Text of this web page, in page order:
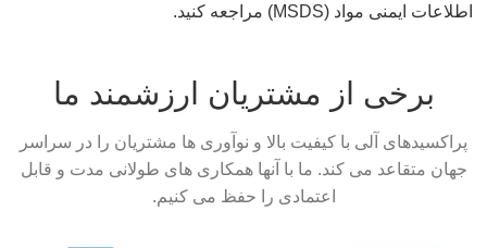
اطلاعات ایمنی مواد (MSDS) مراجعه کنید.
برخی از مشتریان ارزشمند ما
پراکسیدهای آلی با کیفیت بالا و نوآوری ها مشتریان را در سراسر
جهان متقاعد می کند. ما با آنها همکاری های طولانی مدت و قابل
اعتمادی را حفظ می کنیم.